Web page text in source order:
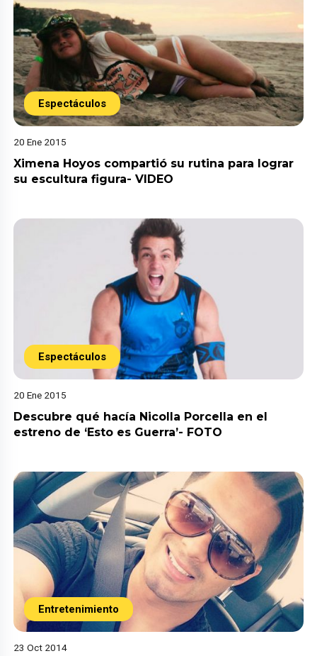
Espectáculos
20 Ene 2015
Ximena Hoyos compartió su rutina para lograr
su escultura figura- VIDEO
Espectáculos
20 Ene 2015
Descubre qué hacía Nicolla Porcella en el
estreno de ‘Esto es Guerra’- FOTO
Entretenimiento
23 Oct 2014